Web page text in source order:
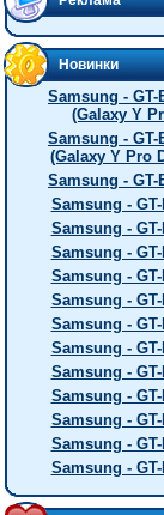
Новинки
Samsung - GT-
(Galaxy Y
Samsung - GT-
(Galaxy Y Pro
Samsung - GT-
Samsung - GT-
Samsung - GT-
Samsung - GT-
Samsung - GT-
Samsung - GT-
Samsung - GT-
Samsung - GT-
Samsung - GT-
Samsung - GT-
Samsung - GT-
Samsung - GT-
Samsung - GT-